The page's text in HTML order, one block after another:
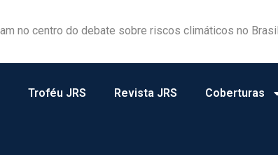
no centro do debate sobre riscos climáticos no
tecnologia ao Workshop Integrativo da Poli-USP
Troféu JRS Revista JRS Coberturas